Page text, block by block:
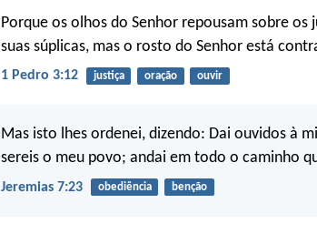
Porque os olhos do Senhor repousam sobre
suas súplicas, mas o rosto do Senhor está
1 Pedro 3:12 justiça oração ouvir
Mas isto lhes ordenei, dizendo: Dai ouvidos à
sereis o meu povo; andai em todo o caminho
Jeremias 7:23 obediência benção